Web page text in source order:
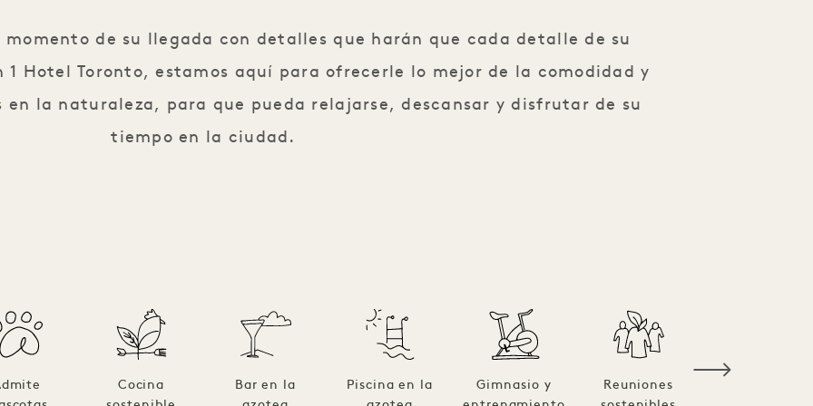
momento de su llegada con detalles que harán que cada detalle de su
1 Hotel Toronto, estamos aquí para ofrecerle lo mejor de la comodidad y
en la naturaleza, para que pueda relajarse, descansar y disfrutar de su
tiempo en la ciudad.
Cocina
Bar en la
Piscina en la
Gimnasio y
Reuniones